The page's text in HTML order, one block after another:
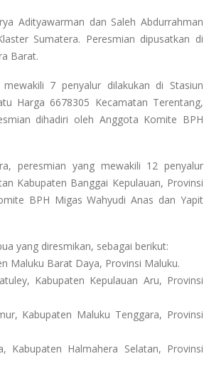
Adityawarman dan Saleh Abdurrahman
Sumatera. Peresmian dipusatkan di
Barat.
7 penyalur dilakukan di Stasiun
Harga 6678305 Kecamatan Terentang,
dihadiri oleh Anggota Komite BPH
peresmian yang mewakili 12 penyalur
Kabupaten Banggai Kepulauan, Provinsi
BPH Migas Wahyudi Anas dan Yapit
yang diresmikan, sebagai berikut:
Maluku Barat Daya, Provinsi Maluku.
Kabupaten Kepulauan Aru, Provinsi
Kabupaten Maluku Tenggara, Provinsi
Halmahera Selatan, Provinsi